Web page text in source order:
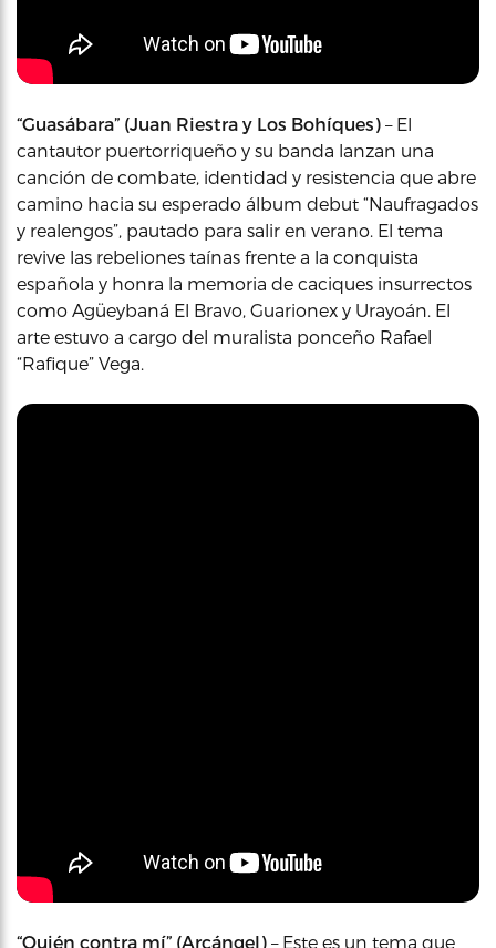
“Guasábara” (Juan Riestra y Los Bohíques) – El
cantautor puertorriqueño y su banda lanzan una
canción de combate, identidad y resistencia que abre
camino hacia su esperado álbum debut “Naufragados
y realengos”, pautado para salir en verano. El tema
revive las rebeliones taínas frente a la conquista
española y honra la memoria de caciques insurrectos
como Agüeybaná El Bravo, Guarionex y Urayoán. El
arte estuvo a cargo del muralista ponceño Rafael
“Rafique” Vega.
“Quién contra mí” (Arcángel) – Este es un tema que